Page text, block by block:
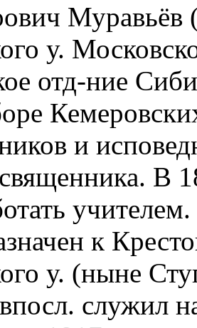
у.
отд-ние
и
В
к
у. (ныне
служил